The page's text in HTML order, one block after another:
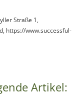
Straße 1,
https://www.successful-
Artikel: